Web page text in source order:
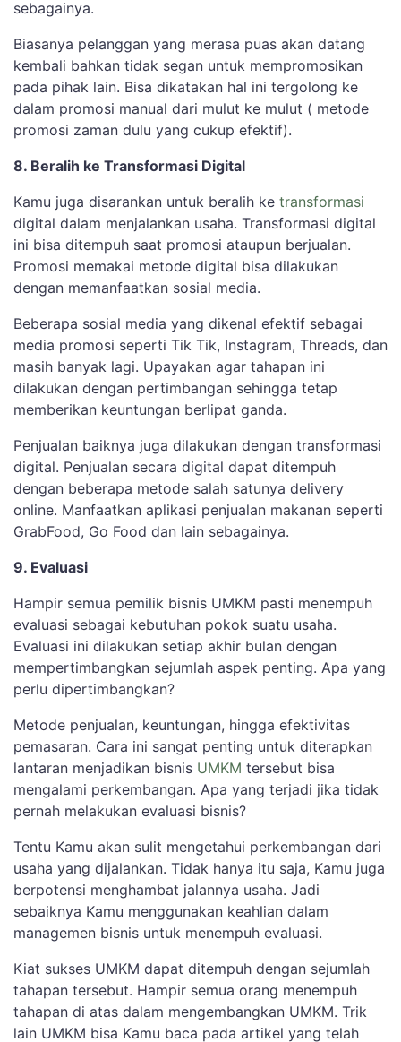
sebagainya.
Biasanya pelanggan yang merasa puas akan datang
kembali bahkan tidak segan untuk mempromosikan
pada pihak lain. Bisa dikatakan hal ini tergolong ke
dalam promosi manual dari mulut ke mulut ( metode
promosi zaman dulu yang cukup efektif).
8. Beralih ke Transformasi Digital
Kamu juga disarankan untuk beralih ke transformasi
digital dalam menjalankan usaha. Transformasi digital
ini bisa ditempuh saat promosi ataupun berjualan.
Promosi memakai metode digital bisa dilakukan
dengan memanfaatkan sosial media.
Beberapa sosial media yang dikenal efektif sebagai
media promosi seperti Tik Tik, Instagram, Threads, dan
masih banyak lagi. Upayakan agar tahapan ini
dilakukan dengan pertimbangan sehingga tetap
memberikan keuntungan berlipat ganda.
Penjualan baiknya juga dilakukan dengan transformasi
digital. Penjualan secara digital dapat ditempuh
dengan beberapa metode salah satunya delivery
online. Manfaatkan aplikasi penjualan makanan seperti
GrabFood, Go Food dan lain sebagainya.
9. Evaluasi
Hampir semua pemilik bisnis UMKM pasti menempuh
evaluasi sebagai kebutuhan pokok suatu usaha.
Evaluasi ini dilakukan setiap akhir bulan dengan
mempertimbangkan sejumlah aspek penting. Apa yang
perlu dipertimbangkan?
Metode penjualan, keuntungan, hingga efektivitas
pemasaran. Cara ini sangat penting untuk diterapkan
lantaran menjadikan bisnis UMKM tersebut bisa
mengalami perkembangan. Apa yang terjadi jika tidak
pernah melakukan evaluasi bisnis?
Tentu Kamu akan sulit mengetahui perkembangan dari
usaha yang dijalankan. Tidak hanya itu saja, Kamu juga
berpotensi menghambat jalannya usaha. Jadi
sebaiknya Kamu menggunakan keahlian dalam
managemen bisnis untuk menempuh evaluasi.
Kiat sukses UMKM dapat ditempuh dengan sejumlah
tahapan tersebut. Hampir semua orang menempuh
tahapan di atas dalam mengembangkan UMKM. Trik
lain UMKM bisa Kamu baca pada artikel yang telah